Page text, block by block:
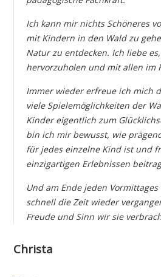
Ich kann mir nichts Schöneres
mit Kindern in den Wald zu
Natur zu entdecken. Ich liebe
hervorzuholen und mit allen im
Immer wieder erfreue ich mich
viele Spielemöglichkeiten der
Kinder eigentlich zum
bin ich mir bewusst, wie
für jedes einzelne Kind ist und
einzigartigen Erlebnissen
Und am Ende jeden
schnell die Zeit wieder
Freude und Sinn wir sie
Christa